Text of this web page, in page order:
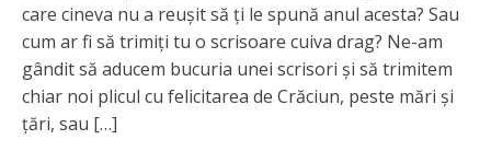
care cineva nu a reușit să ți le spună anul acesta? Sau
cum ar fi să trimiți tu o scrisoare cuiva drag? Ne-am
gândit să aducem bucuria unei scrisori și să trimitem
chiar noi plicul cu felicitarea de Crăciun, peste mări și
țări, sau […]